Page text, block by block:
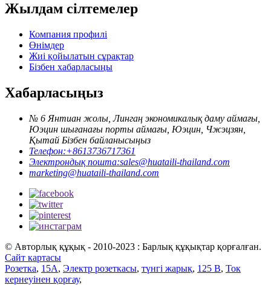
Жылдам сілтемелер
Компания профилі
Өнімдер
Жиі қойылатын сұрақтар
Бізбен хабарласыңы
Хабарласыңыз
№ 6 Янтиан жолы, Лингаң экономикалық даму аймағы,
Юэцин шығанағы порты аймағы, Юэцин, Чжэцзян,
Қытай Бізбен байланысыңыз
Телефон:+8613736717361
Электрондық пошта:sales@huataili-thailand.com
marketing@huataili-thailand.com
© Авторлық құқық - 2010-2023 : Барлық құқықтар қорғалған.
Сайт картасы
Розетка, 15А, Электр розеткасы, түнгі жарық, 125 В, Ток
кернеуінен қорғау,